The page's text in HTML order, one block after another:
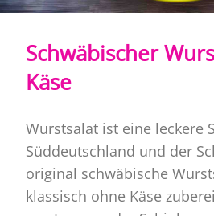
Schwäbischer
Käse
Wurstsalat ist eine leckere
Süddeutschland und der
original schwäbische
klassisch ohne Käse